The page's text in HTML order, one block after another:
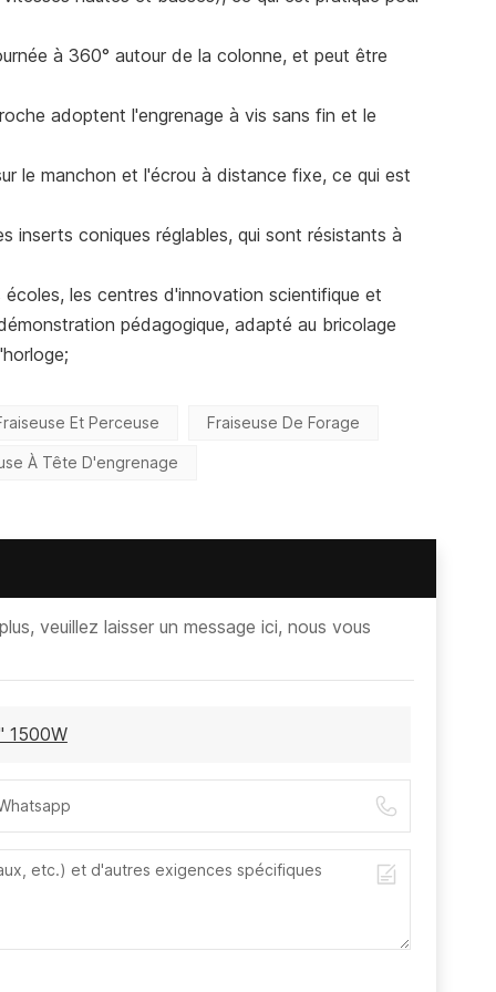
à 360° autour de la colonne, et peut être
adoptent l'engrenage à vis sans fin et le
le manchon et l'écrou à distance fixe, ce qui est
inserts coniques réglables, qui sont résistants à
les centres d'innovation scientifique et
pédagogique, adapté au bricolage
Et Perceuse Fraiseuse De Forage
À Tête D'engrenage
veuillez laisser un message ici, nous vous
1500W